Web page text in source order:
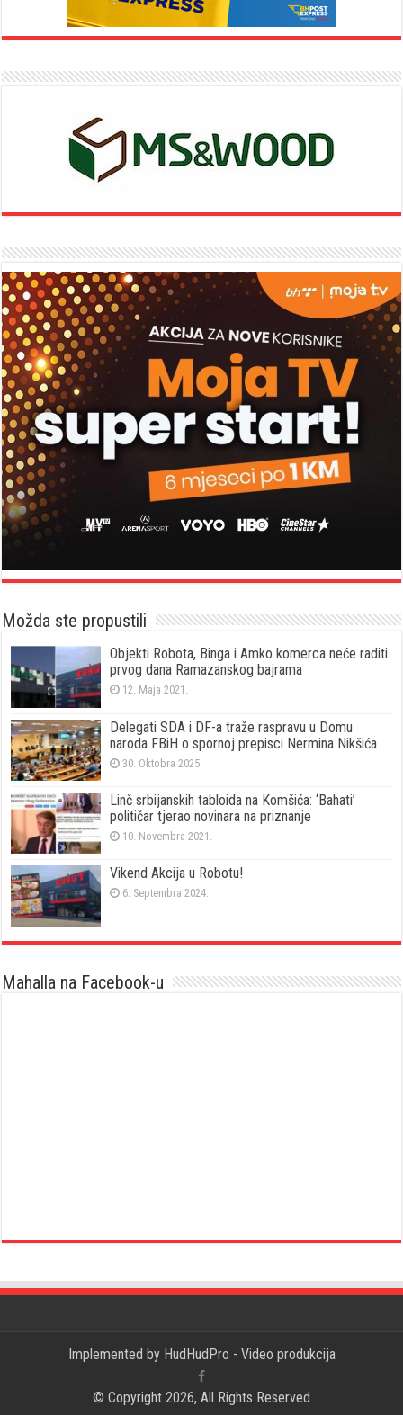
Možda ste propustili
Objekti Robota, Binga i Amko komerca neće raditi
prvog dana Ramazanskog bajrama
12. Maja 2021.
Delegati SDA i DF-a traže raspravu u Domu
naroda FBiH o spornoj prepisci Nermina Nikšića
30. Oktobra 2025.
Linč srbijanskih tabloida na Komšića: ‘Bahati’
političar tjerao novinara na priznanje
10. Novembra 2021.
Vikend Akcija u Robotu!
6. Septembra 2024.
Mahalla na Facebook-u
Implemented by HudHudPro - Video produkcija
© Copyright 2026, All Rights Reserved